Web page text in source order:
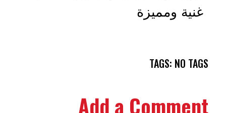
غنية ومميزة
TAGS: NO TAGS
Add a Comment